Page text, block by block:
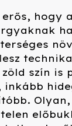
erős, hogy
szín is
inkább